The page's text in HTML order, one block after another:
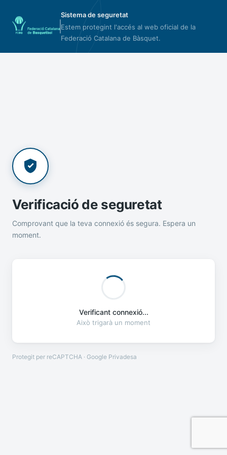
Sistema de seguretat
Estem protegint l'accés al web oficial de la
Federació Catalana de Bàsquet.
Verificació de seguretat
Comprovant que la teva connexió és segura. Espera un
moment.
Verificant connexió...
Això trigarà un moment
Protegit per reCAPTCHA · Google Privadesa